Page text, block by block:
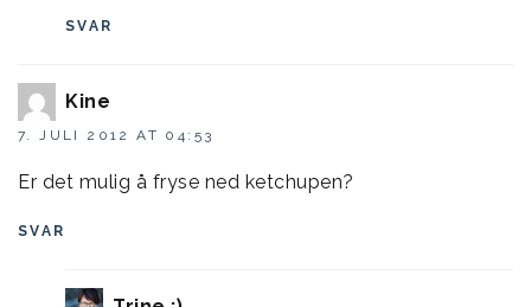
SVAR
Kine
7. JULI 2012 AT 04:53
Er det mulig å fryse ned ketchupen?
SVAR